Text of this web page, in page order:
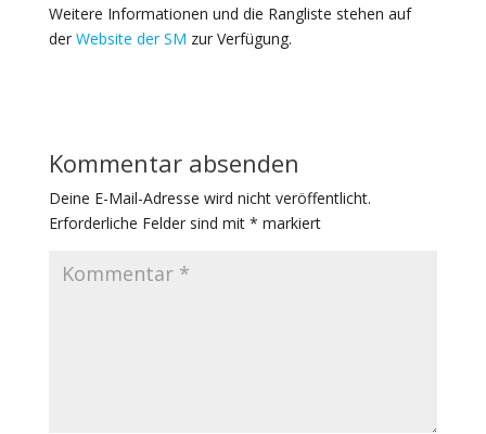
Weitere Informationen und die Rangliste stehen auf
der Website der SM zur Verfügung.
Kommentar absenden
Deine E-Mail-Adresse wird nicht veröffentlicht.
Erforderliche Felder sind mit * markiert